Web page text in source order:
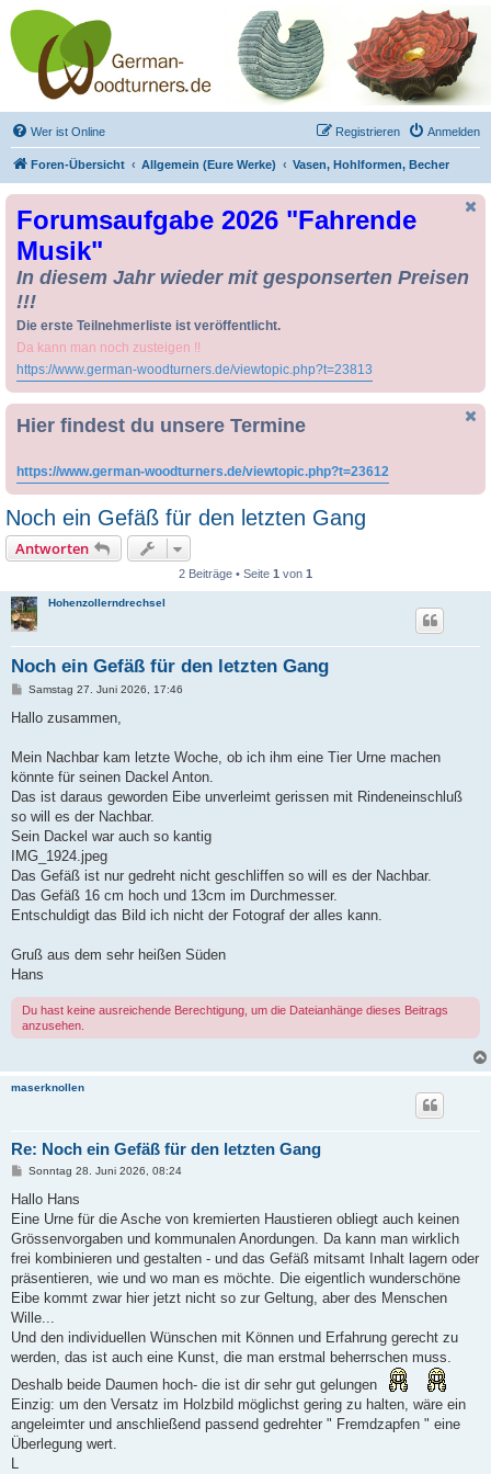
Drechseln und
Kunsthandwerk -
German-Woodturners
*Forum Sauerland*
Der Treffpunkt für Drechsler und Freunde des Kunsthandwerks
Wer ist Online Anmelden
Registrieren
Foren-Übersicht Allgemein (Eure Werke) Vasen, Hohlformen, Becher
Forumsaufgabe 2026 "Fahrende
Musik"
In diesem Jahr wieder mit gesponserten Preisen
!!!
Die erste Teilnehmerliste ist veröffentlicht.
Da kann man noch zusteigen !!
https://www.german-woodturners.de/viewtopic.php?t=23813
Hier findest du unsere Termine
https://www.german-woodturners.de/viewtopic.php?t=23612
Noch ein Gefäß für den letzten Gang
Antworten
2 Beiträge • Seite 1 von 1
Hohenzollerndrechsel
Noch ein Gefäß für den letzten Gang
B
i
a
Samstag 27. Juni 2026, 17:46
Hallo zusammen,
Mein Nachbar kam letzte Woche, ob ich ihm eine Tier Urne machen
könnte für seinen Dackel Anton.
Das ist daraus geworden Eibe unverleimt gerissen mit Rindeneinschluß
so will es der Nachbar.
Sein Dackel war auch so kantig
IMG_1924.jpeg
Das Gefäß ist nur gedreht nicht geschliffen so will es der Nachbar.
Das Gefäß 16 cm hoch und 13cm im Durchmesser.
Entschuldigt das Bild ich nicht der Fotograf der alles kann.
Gruß aus dem sehr heißen Süden
Hans
Du hast keine ausreichende Berechtigung, um die Dateianhänge dieses Beitrags
anzusehen.
maserknollen
Re: Noch ein Gefäß für den letzten Gang
B
i
r
a
Sonntag 28. Juni 2026, 08:24
Hallo Hans
Eine Urne für die Asche von kremierten Haustieren obliegt auch keinen
Grössenvorgaben und kommunalen Anordungen. Da kann man wirklich
frei kombinieren und gestalten - und das Gefäß mitsamt Inhalt lagern oder
präsentieren, wie und wo man es möchte. Die eigentlich wunderschöne
Eibe kommt zwar hier jetzt nicht so zur Geltung, aber des Menschen
Wille...
Und den individuellen Wünschen mit Können und Erfahrung gerecht zu
werden, das ist auch eine Kunst, die man erstmal beherrschen muss.
Deshalb beide Daumen hoch- die ist dir sehr gut gelungen
Einzig: um den Versatz im Holzbild möglichst gering zu halten, wäre ein
angeleimter und anschließend passend gedrehter " Fremdzapfen " eine
Überlegung wert.
L